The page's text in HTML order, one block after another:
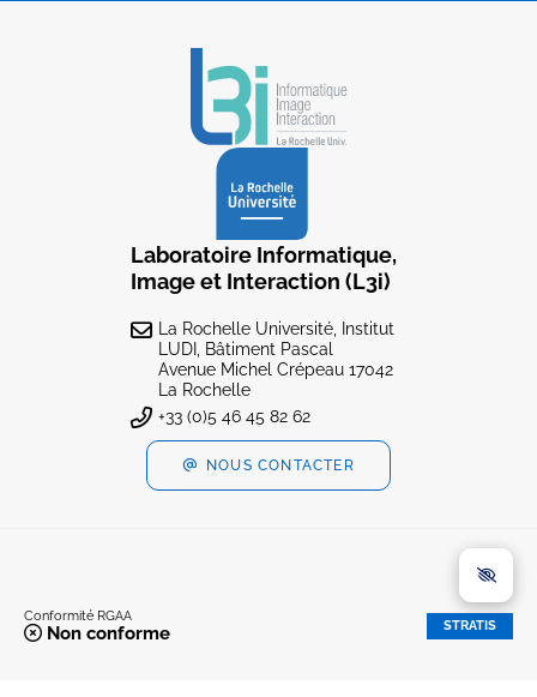
Laboratoire Informatique,
Image et Interaction (L3i)
La Rochelle Université, Institut
LUDI, Bâtiment Pascal
Avenue Michel Crépeau 17042
La Rochelle
+33 (0)5 46 45 82 62
NOUS CONTACTER
Conformité RGAA
Non conforme STRATIS